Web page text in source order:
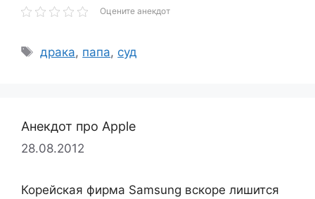
Оцените анекдот
Метки
драка, папа, суд
Анекдот про Apple
28.08.2012
Корейская фирма Samsung вскоре лишится